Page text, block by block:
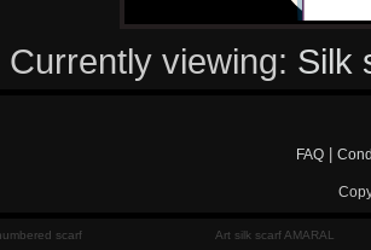
Currently viewing: Silk
FAQ|
scarf
Art silk scarf AMARAL